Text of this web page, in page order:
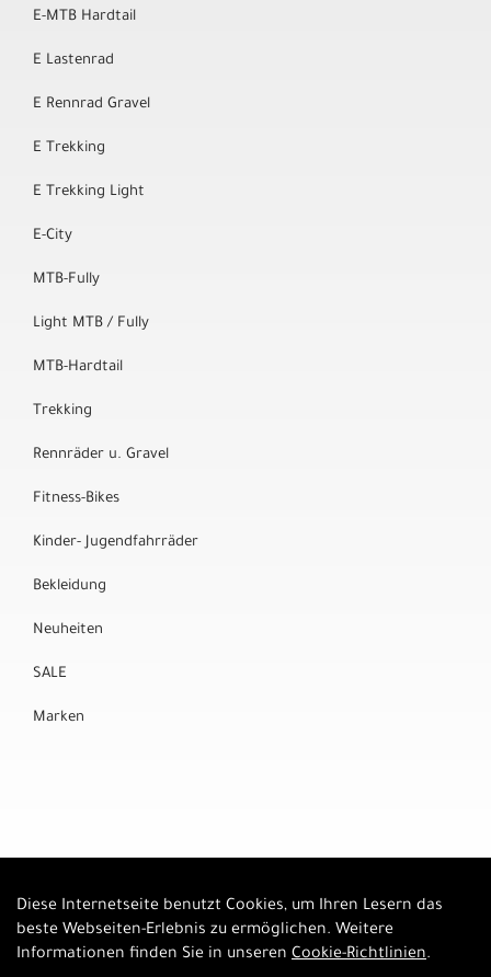
E-MTB Hardtail
E Lastenrad
E Rennrad Gravel
E Trekking
E Trekking Light
E-City
MTB-Fully
Light MTB / Fully
MTB-Hardtail
Trekking
Rennräder u. Gravel
Fitness-Bikes
Kinder- Jugendfahrräder
Bekleidung
Neuheiten
SALE
Marken
Diese Internetseite benutzt Cookies, um Ihren Lesern das
beste Webseiten-Erlebnis zu ermöglichen. Weitere
Informationen finden Sie in unseren Cookie-Richtlinien.
Auftrag widerrufen